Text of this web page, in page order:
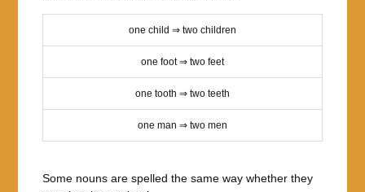
one child ⇒ two children
one foot ⇒ two feet
one tooth ⇒ two teeth
one man ⇒ two men
Some nouns are spelled the same way whether they